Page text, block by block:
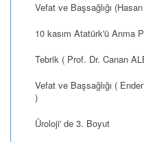
Vefat ve Başsağlığı
10 kasım Atatürk'ü Anma
Tebrik ( Prof. Dr. Canan
Vefat ve Başsağlığı (
)
Üroloji' de 3. Boyut